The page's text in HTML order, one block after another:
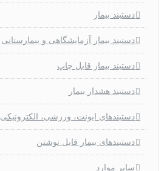
دستبند بیمار
دستبند بیمار آزمایشگاهی و بیمارستانی
دستبند بیمار قابل چاپ
دستبند هشدار بیمار
دستبندهای ایونت، ورزشی، الکترونیکی
دستبندهای بیمار قابل نوشتن
سایر موارد